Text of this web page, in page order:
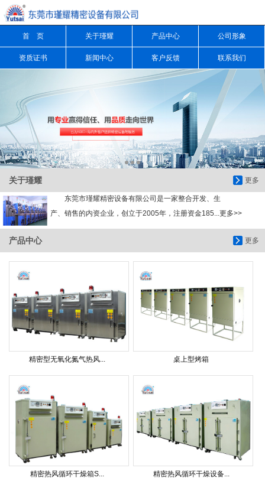
首 页 关于瑾耀 产品中心 公司形象
资质证书 新闻中心 客户反馈 联系我们
更多
关于瑾耀
东莞市瑾耀精密设备有限公司是一家整合开发、生
产、销售的内资企业，创立于2005年，注册资金185...更多>>
更多
产品中心
精密型无氧化氮气热风... 桌上型烤箱
精密热风循环干燥箱S... 精密热风循环干燥设备...
信息搜索
搜索